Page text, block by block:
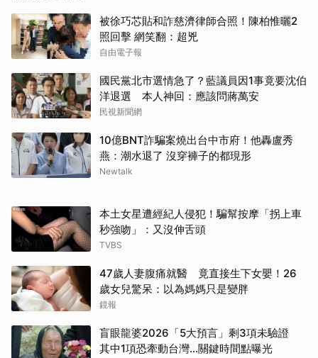
被徐巧芯貼和詐慈濟律師合照！陳柏惟曬2
照回擊 網笑翻：超兇
自由電子報
國民黨北市選情急了？藍議員因1事竟要沈伯
洋退選 本人神回：應該問蔣萬安
民視新聞網
10億BNT詐騙案燒出台中市府！他轟盧秀
燕：潮水退了 沒穿褲子的都現形
Newtalk
本土女星遭經紀人侵犯！騙幫按摩「拐上車
秒強吻」：又沒伸舌頭
TVBS
47歲人妻腹痛就醫 竟直接生下女嬰！26
歲女兒驚呆：以為媽媽只是變胖
鏡報
盲眼龍婆2026「5大預言」剩3項未驗證
其中1項恐牽動台灣...關鍵時間點曝光